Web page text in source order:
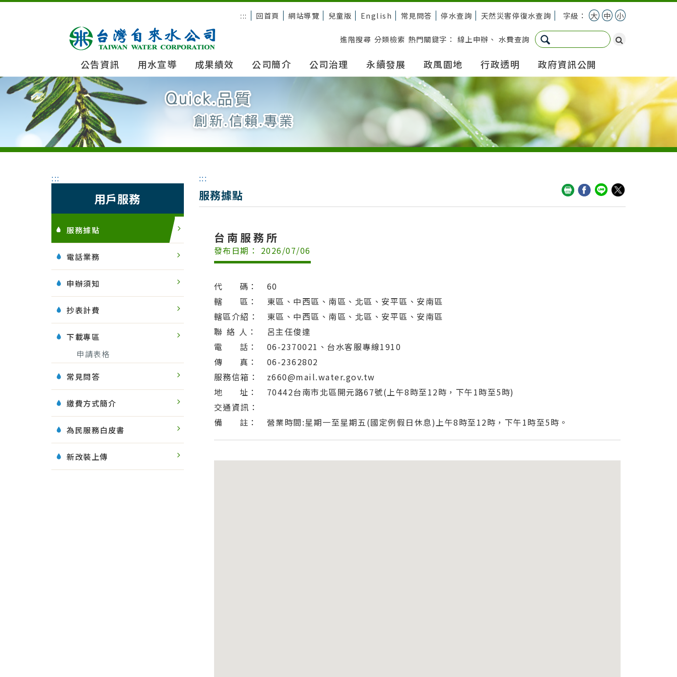
::: 回首頁 網站導覽 兒童版 English 常見問答 停水查詢 天然災害停復水查詢 字級： 大 中 小
進階搜尋 分類檢索 熱門關鍵字： 線上申辦 、 水費查詢
公告資訊 用水宣導 成果績效 公司簡介 公司治理 永續發展 政風園地 行政透明 政府資訊公開
:::
用戶服務
服務據點
電話業務
申辦須知
抄表計費
下載專區
申請表格
常見問答
繳費方式簡介
為民服務白皮書
新改裝上傳
:::
服務據點
台南服務所
發布日期： 2026/07/06
代 碼：
60
轄 區：
東區、中西區、南區、北區、安平區、安南區
轄區介紹：
東區、中西區、南區、北區、安平區、安南區
聯 絡 人：
呂主任俊達
電 話：
06-2370021、台水客服專線1910
傳 真：
06-2362802
服務信箱：
z660@mail.water.gov.tw
地 址：
70442台南市北區開元路67號(上午8時至12時，下午1時至5時)
交通資訊：
備 註：
營業時間:星期一至星期五(國定例假日休息)上午8時至12時，下午1時至5時。